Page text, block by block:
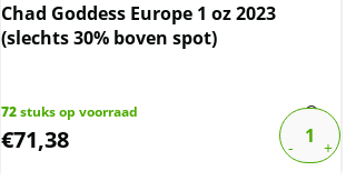
Chad Goddess Europe 1 oz 2023
(slechts 30% boven spot)
72stuks op voorraad
€71,38